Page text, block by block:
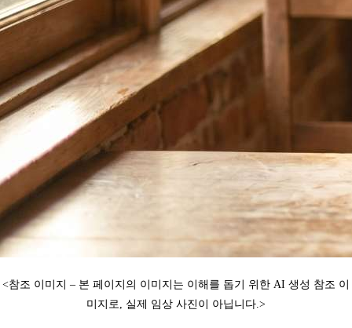
<참조 이미지 – 본 페이지의 이미지는 이해를 돕기 위한 AI 생성 참조 이
미지로, 실제 임상 사진이 아닙니다.>